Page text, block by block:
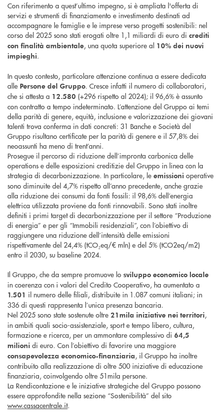
Con riferimento a quest’ultimo impegno, si è ampliata l'offerta di
servizi e strumenti di finanziamento e investimento destinati ad
accompagnare le famiglie e le imprese verso progetti sostenibili: nel
corso del 2025 sono stati erogati oltre 1,1 miliardi di euro di crediti
con finalità ambientale, una quota superiore al 10% dei nuovi
impieghi.
In questo contesto, particolare attenzione continua a essere dedicata
alle Persone del Gruppo. Cresce infatti il numero di collaboratori,
che si attesta a 12.580 (+296 rispetto al 2024); il 96,6% è assunto
con contratto a tempo indeterminato. L’attenzione del Gruppo ai temi
della parità di genere, equità, inclusione e valorizzazione dei giovani
talenti trova conferma in dati concreti: 31 Banche e Società del
Gruppo risultano certificate per la parità di genere e il 57,8% dei
neoassunti ha meno di trent’anni.
Prosegue il percorso di riduzione dell’impronta carbonica delle
operations e delle esposizioni creditizie del Gruppo in linea con la
strategia di decarbonizzazione. In particolare, le emissioni operative
sono diminuite del 4,7% rispetto all’anno precedente, anche grazie
alla riduzione dei consumi da fonti fossili: il 98,6% dell’energia
elettrica utilizzata proviene da fonti rinnovabili. Sono stati inoltre
definiti i primi target di decarbonizzazione per il settore “Produzione
di energia” e per gli “Immobili residenziali”, con l’obiettivo di
raggiungere una riduzione dell’intensità delle emissioni
rispettivamente del 24,4% (tCO₂eq/€ mln) e del 5% (tCO2eq/m2)
entro il 2030, su baseline 2024.
Il Gruppo, che da sempre promuove lo sviluppo economico locale
in coerenza con i valori del Credito Cooperativo, ha aumentato a
1.501 il numero delle filiali, distribuite in 1.087 comuni italiani; in
336 di questi rappresenta l’unica presenza bancaria.
Nel 2025 sono state sostenute oltre 21mila iniziative nei territori,
in ambiti quali socio-assistenziale, sport e tempo libero, cultura,
formazione e ricerca, per un ammontare complessivo di 64,5
milioni di euro. Con l’obiettivo di favorire una maggiore
consapevolezza economico-finanziaria, il Gruppo ha inoltre
contribuito alla realizzazione di oltre 500 iniziative di educazione
finanziaria, coinvolgendo oltre 51mila persone.
La Rendicontazione e le iniziative strategiche del Gruppo possono
essere approfondite nella sezione “Sostenibilità” del sito
www.cassacentrale.it.